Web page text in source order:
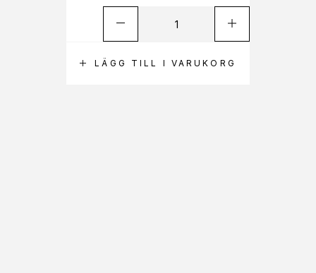
LÄGG TILL I VARUKORG